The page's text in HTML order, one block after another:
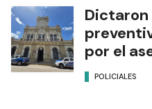
por el
POLICIALES